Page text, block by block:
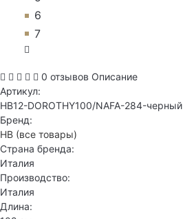
6
7
0 отзывов Описание
Артикул:
HB12-DOROTHY100/NAFA-284-черный
Бренд:
HB (все товары)
Страна бренда:
Италия
Производство:
Италия
Длина: